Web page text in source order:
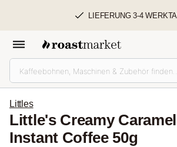
LIEFERUNG 3-4
Littles
Little's Creamy
Instant Coffee 50g